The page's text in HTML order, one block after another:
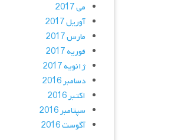
می 2017
آوریل 2017
مارس 2017
فوریه 2017
ژانویه 2017
دسامبر 2016
اکتبر 2016
سپتامبر 2016
آگوست 2016